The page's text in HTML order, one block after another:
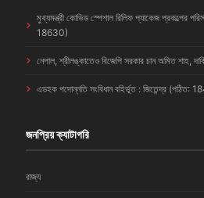
মুখ্যমন্ত্রী কোভিড স্পেশাল রিলিফ প্যাকেজ প্রকল্পের
18630)
নেপাল, শ্রীলঙ্কাতেও বিজেপি সরকার চান অমিত শাহ,
এডহক পদোন্নতি সংবিধান বহির্ভূত : জিতেন্দ্র (পঠিত:
জনপ্রিয় ক্যাটাগরি
রাজ্য